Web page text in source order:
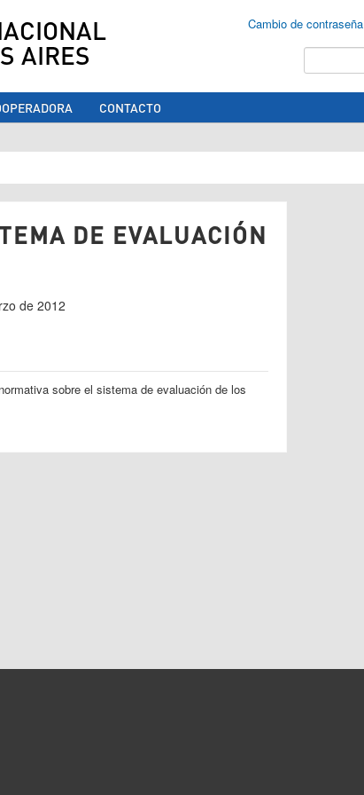
AIRES
Cambio de contraseña
CONTACTO
DE EVALUACIÓN
de 2012
sobre el sistema de evaluación de los